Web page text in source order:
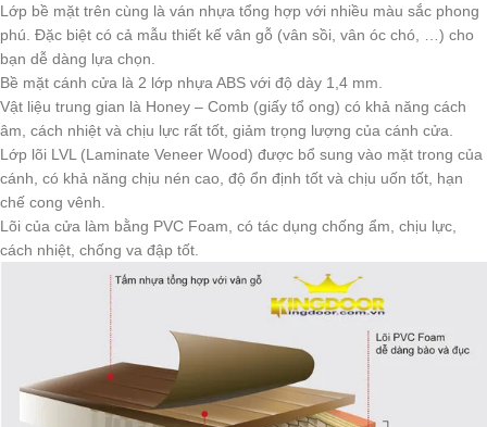
Lớp bề mặt trên cùng là ván nhựa tổng hợp với nhiều màu sắc phong
phú. Đặc biệt có cả mẫu thiết kế vân gỗ (vân sồi, vân óc chó, …) cho
bạn dễ dàng lựa chọn.
Bề mặt cánh cửa là 2 lớp nhựa ABS với độ dày 1,4 mm.
Vật liệu trung gian là Honey – Comb (giấy tổ ong) có khả năng cách
âm, cách nhiệt và chịu lực rất tốt, giảm trọng lượng của cánh cửa.
Lớp lõi LVL (Laminate Veneer Wood) được bổ sung vào mặt trong của
cánh, có khả năng chịu nén cao, độ ổn định tốt và chịu uốn tốt, hạn
chế cong vênh.
Lõi của cửa làm bằng PVC Foam, có tác dụng chống ẩm, chịu lực,
cách nhiệt, chống va đập tốt.